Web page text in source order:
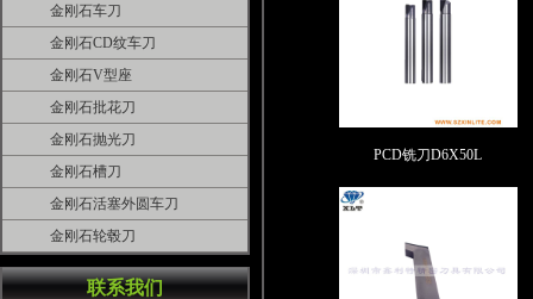
金刚石车刀
金刚石CD纹车刀
金刚石V型座
金刚石批花刀
金刚石抛光刀
金刚石槽刀
金刚石活塞外圆车刀
金刚石轮毂刀
联系我们
PCD铣刀D6X50L